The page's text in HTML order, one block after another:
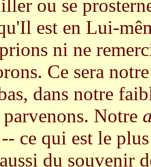
ou se
est en Lui-
ni ne
Ce sera
dans notre
Notre
-- ce qui est le
du souvenir